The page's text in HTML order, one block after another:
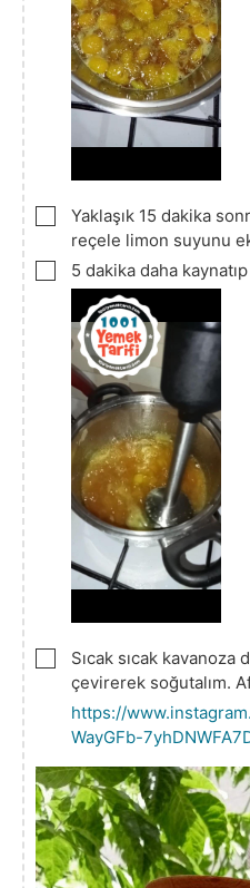
▢
Yaklaşık 15 dakika
reçele limon suyunu
▢
5 dakika daha
▢
Sıcak sıcak
çevirerek soğutalım.
https://
WayGFb-